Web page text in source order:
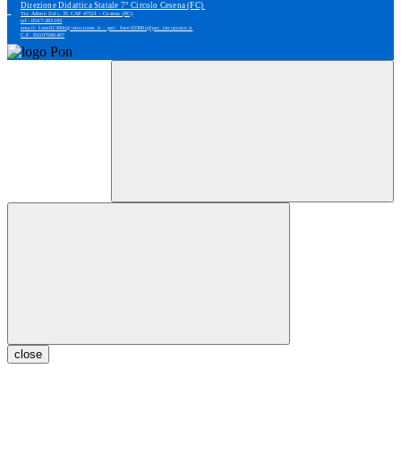
Direzione Didattica Statale 7° Circolo Cesena (FC)
Via Adone Zoli, 35 CAP 47521 - Cesena (FC)
tel: 0547-383193
email: foee02300r@istruzione.it - pec: foee02300r@pec.istruzione.it
C.F. 81007690407
close